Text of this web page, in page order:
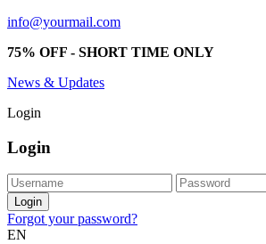
info@yourmail.com
75% OFF - SHORT TIME ONLY
News & Updates
Login
Login
Forgot your password?
EN